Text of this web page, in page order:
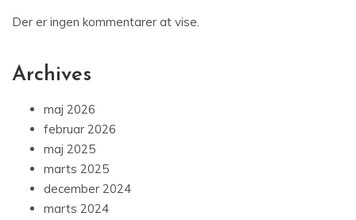
Der er ingen kommentarer at vise.
Archives
maj 2026
februar 2026
maj 2025
marts 2025
december 2024
marts 2024